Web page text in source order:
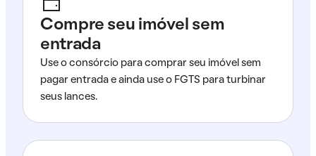
Compre seu imóvel sem
entrada
Use o consórcio para comprar seu imóvel sem
pagar entrada e ainda use o FGTS para turbinar
seus lances.